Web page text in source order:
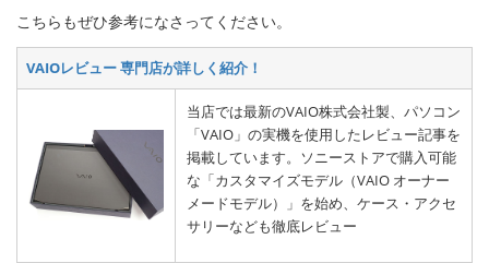
こちらもぜひ参考になさってください。
VAIOレビュー 専門店が詳しく紹介！
当店では最新のVAIO株式会社製、パソコン
「VAIO」の実機を使用したレビュー記事を
掲載しています。ソニーストアで購入可能
な「カスタマイズモデル（VAIO オーナー
メードモデル）」を始め、ケース・アクセ
サリーなども徹底レビュー